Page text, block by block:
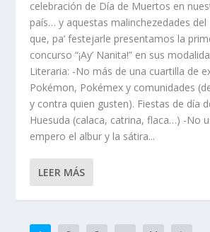
celebración de Día de Muertos en
país… y aquestas malinchezedades del
que, pa’ festejarle presentamos la
concurso “¡Ay’ Nanita!” en sus
Literaria: -No más de una cuartilla de
Pokémon, Pokémex y comunidades
y contra quien gusten). Fiestas de día
Huesuda (calaca, catrina, flaca…) -No
empero el albur y la sátira...
LEER MÁS